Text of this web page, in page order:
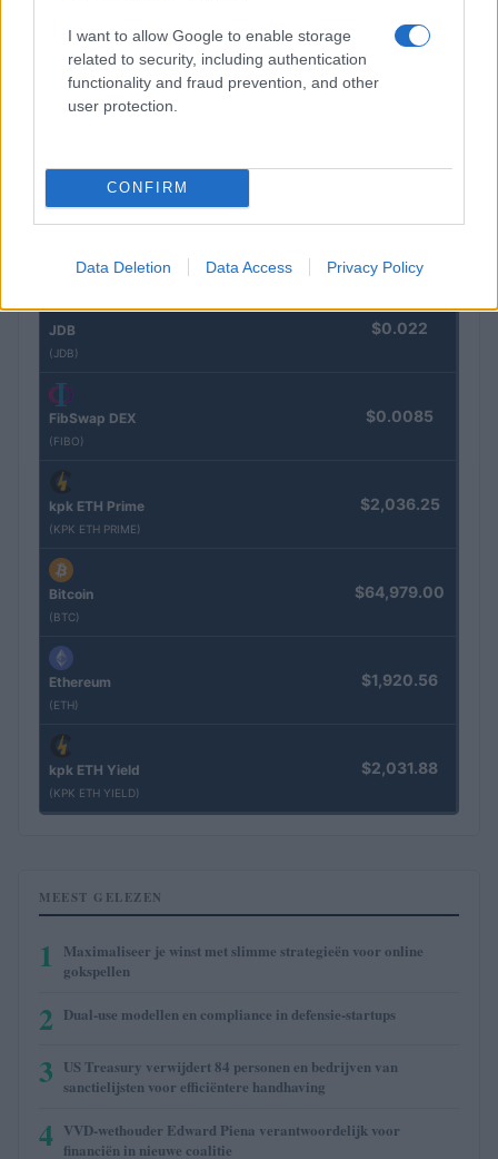
I want to allow Google to enable storage
related to security, including authentication
functionality and fraud prevention, and other
user protection.
CONFIRM
Data Deletion Data Access Privacy Policy
Kinza Babylon Staked BTC
(KBTC)
$83,270.00
(STINJ)
JDB
(JDB)
$0.022
FibSwap DEX
(FIBO)
$0.0085
kpk ETH Prime
(KPK ETH PRIME)
$2,036.25
Bitcoin
(BTC)
$64,979.00
Ethereum
(ETH)
$1,920.56
kpk ETH Yield
(KPK ETH YIELD)
$2,031.88
MEEST GELEZEN
1
Maximaliseer je winst met slimme strategieën voor online
gokspellen
2 Dual-use modellen en compliance in defensie-startups
3 US Treasury verwijdert 84 personen en bedrijven van
sanctielijsten voor efficiëntere handhaving
4 VVD-wethouder Edward Piena verantwoordelijk voor
financiën in nieuwe coalitie